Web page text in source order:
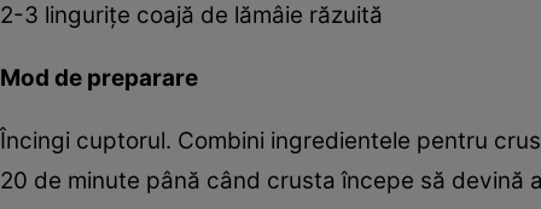
2-3 linguriţe coajă de lămâie răzuită
Mod de preparare
Încingi cuptorul. Combini ingredientele pentru
20 de minute până când crusta începe să devină